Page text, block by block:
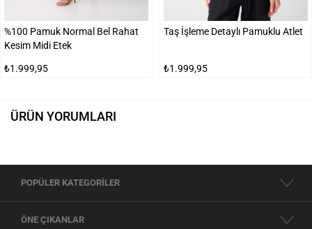
%100 Pamuk Normal Bel Rahat
Kesim Midi Etek
₺1.999,95
Taş İşleme Detaylı Pamuklu Atlet
₺1.999,95
ÜRÜN YORUMLARI
POPÜLER KATEGORİLER
ÖNE ÇIKANLAR